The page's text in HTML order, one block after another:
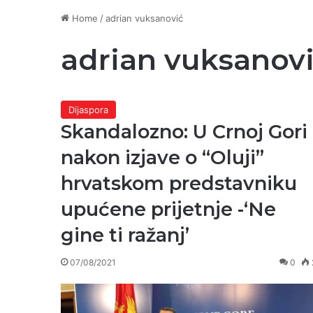
Home /adrian vuksanović
adrian
Dijaspora
Skandalozno: U Crnoj Gori
nakon izjave o “Oluji”
hrvatskom predstavniku
upućene prijetnje -‘Ne
gine ti ražanj’
07/08/2021 0